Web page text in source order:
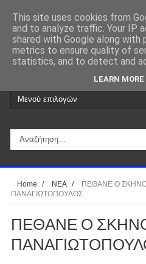
Home / ΝΕΑ /
ΠΕΘΑΝΕ Ο
ΠΑΝΑΓΙΩΤΟΠΟΥΛΟΣ
ΠΕΘΑΝΕ Ο
This site uses cookies from
and to analyze traffic. Your IP
shared with Google along with
metrics to ensure quality of
statistics, and to detect and
LEARN MORE